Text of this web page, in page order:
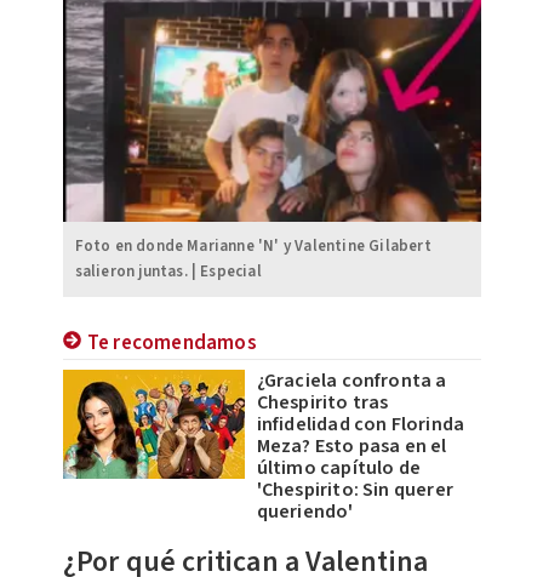
Foto en donde Marianne 'N' y Valentine Gilabert
salieron juntas. | Especial
Te recomendamos
¿Graciela confronta a
Chespirito tras
infidelidad con Florinda
Meza? Esto pasa en el
último capítulo de
'Chespirito: Sin querer
queriendo'
¿Por qué critican a Valentina